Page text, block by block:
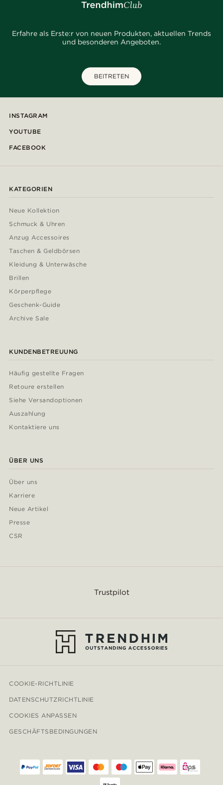
Erfahre als Erste:r von neuen Produkten, aktuellen Trends
und besonderen Angeboten.
BEITRETEN
INSTAGRAM
YOUTUBE
FACEBOOK
KATEGORIEN
Neue Kollektion
Schmuck & Uhren
Anzug Accessoires
Taschen & Geldbörsen
Kleidung & Unterwäsche
Brillen
Körperpflege
Geschenk-Guide
Archive Sale
KUNDENBETREUUNG
Häufig gestellte Fragen
Retoure erstellen
Siehe Versandoptionen
Auszahlung
Kontaktiere uns
ÜBER UNS
Über uns
Karriere
Neue Artikel
Presse
CSR
Trustpilot
COOKIE-RICHTLINIE
DATENSCHUTZRICHTLINIE
COOKIES ANPASSEN
GESCHÄFTSBEDINGUNGEN